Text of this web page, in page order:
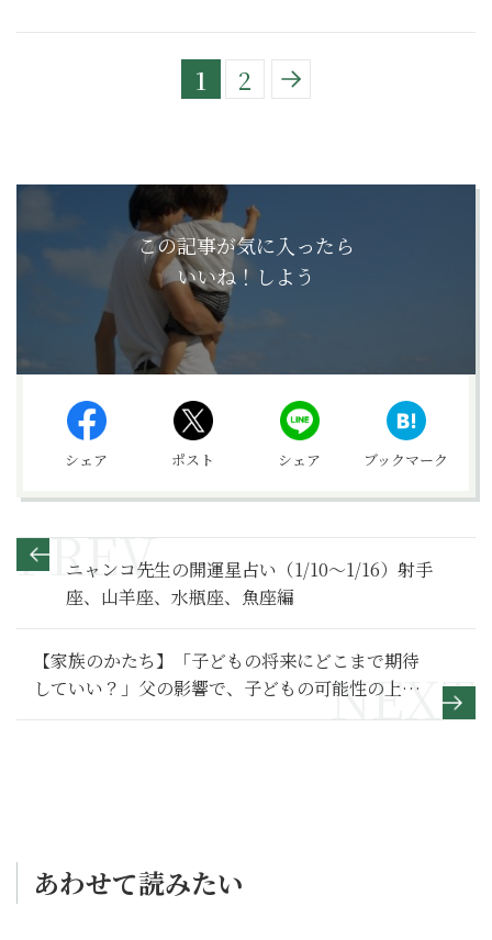
1 2
この記事が気に入ったら
いいね！しよう
シェア ポスト シェア ブックマーク
ニャンコ先生の開運星占い（1/10～1/16）射手
座、山羊座、水瓶座、魚座編
【家族のかたち】「子どもの将来にどこまで期待
していい？」父の影響で、子どもの可能性の上限
がわからない～その２～
あわせて読みたい